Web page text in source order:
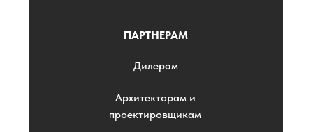
ПАРТНЕРАМ
Архитекторам и
проектировщикам
Дилерам